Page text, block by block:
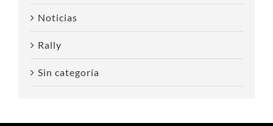
Noticias
Rally
Sin categoría